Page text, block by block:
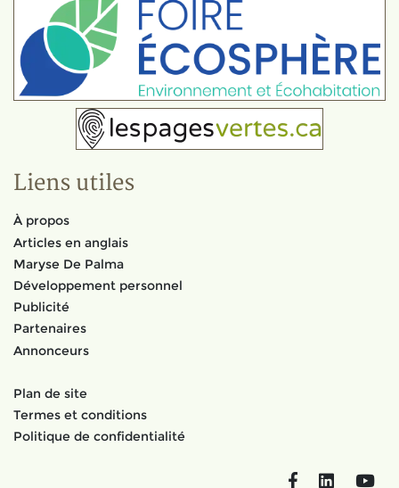
Liens utiles
À propos
Articles en anglais
Maryse De Palma
Développement personnel
Publicité
Partenaires
Annonceurs
Plan de site
Termes et conditions
Politique de confidentialité
FacebookLinkedIn